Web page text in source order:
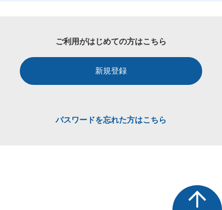
ご利用がはじめての方はこちら
新規登録
パスワードを忘れた方はこちら